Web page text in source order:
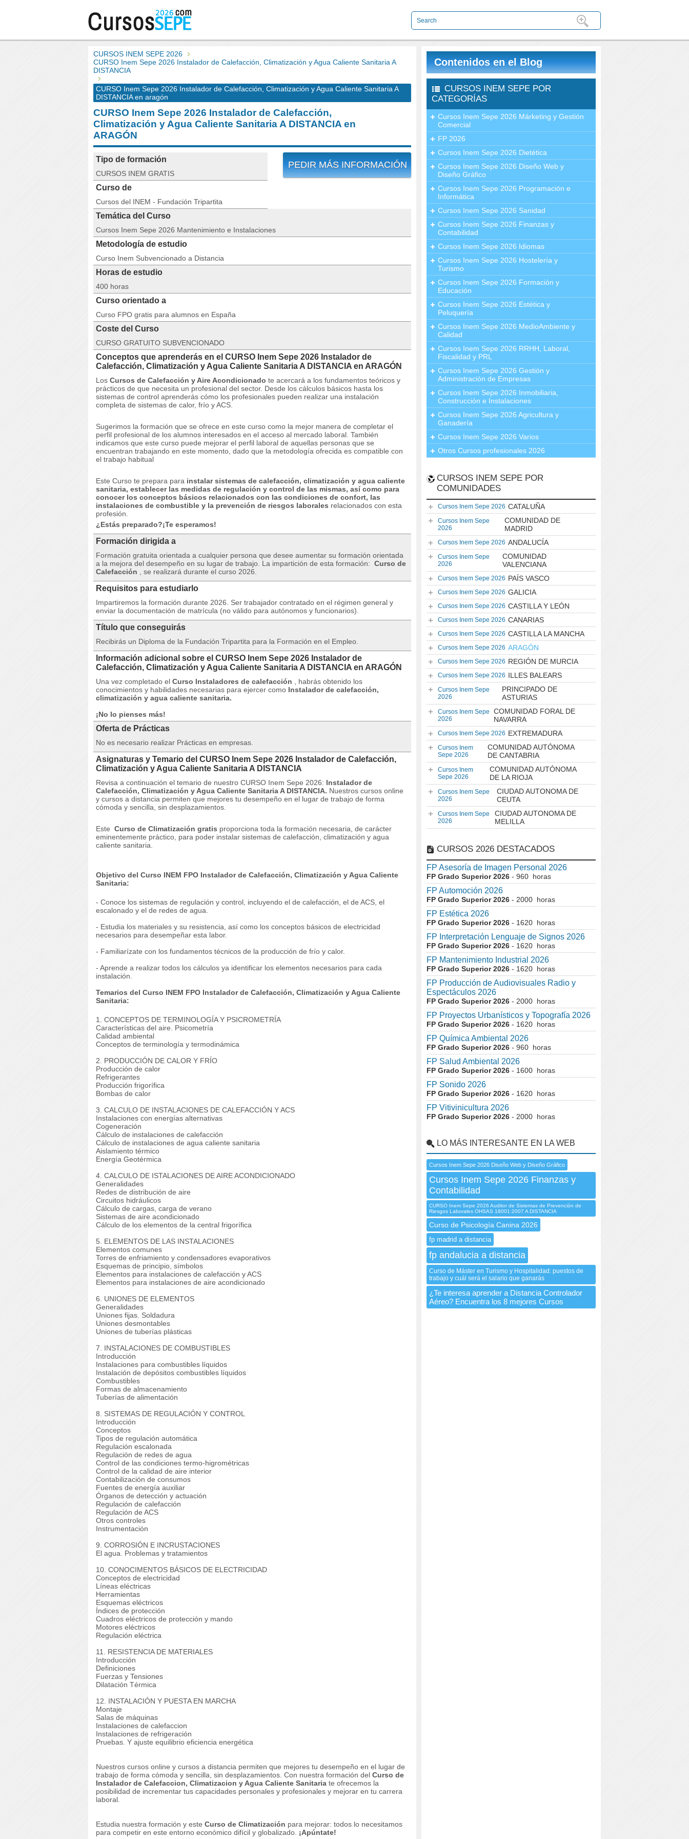
CURSOS INEM SEPE 2026
CURSO Inem Sepe 2026 Instalador de Calefacción, Climatización y Agua Caliente Sanitaria A
DISTANCIA
CURSO Inem Sepe 2026 Instalador de Calefacción, Climatización y Agua Caliente Sanitaria A
DISTANCIA en aragón
CURSO Inem Sepe 2026 Instalador de Calefacción,
Climatización y Agua Caliente Sanitaria A DISTANCIA en
ARAGÓN
PEDIR MÁS INFORMACIÓN
Tipo de formación
CURSOS INEM GRATIS
Curso de
Cursos del INEM - Fundación Tripartita
Temática del Curso
Cursos Inem Sepe 2026 Mantenimiento e Instalaciones
Metodología de estudio
Curso Inem Subvencionado a Distancia
Horas de estudio
400 horas
Curso orientado a
Curso FPO gratis para alumnos en España
Coste del Curso
CURSO GRATUITO SUBVENCIONADO
Conceptos que aprenderás en el CURSO Inem Sepe 2026 Instalador de
Calefacción, Climatización y Agua Caliente Sanitaria A DISTANCIA en ARAGÓN
Los Cursos de Calefacción y Aire Acondicionado te acercará a los fundamentos teóricos y
prácticos de que necesita un profesional del sector. Desde los cálculos básicos hasta los
sistemas de control aprenderás cómo los profesionales pueden realizar una instalación
completa de sistemas de calor, frío y ACS.
Sugerimos la formación que se ofrece en este curso como la mejor manera de completar el
perfil profesional de los alumnos interesados ​​en el acceso al mercado laboral. También
indicamos que este curso puede mejorar el perfil laboral de aquellas personas que se
encuentran trabajando en este momento, dado que la metodología ofrecida es compatible con
el trabajo habitual
Este Curso te prepara para instalar sistemas de calefacción, climatización y agua caliente
sanitaria, establecer las medidas de regulación y control de las mismas, así como para
conocer los conceptos básicos relacionados con las condiciones de confort, las
instalaciones de combustible y la prevención de riesgos laborales relacionados con esta
profesión.
¿Estás preparado?¡Te esperamos!
Formación dirigida a
Formación gratuita orientada a cualquier persona que desee aumentar su formación orientada
a la mejora del desempeño en su lugar de trabajo. La impartición de esta formación: Curso de
Calefacción , se realizará durante el curso 2026.
Requisitos para estudiarlo
Impartiremos la formación durante 2026. Ser trabajador contratado en el régimen general y
enviar la documentación de matrícula (no válido para autónomos y funcionarios).
Título que conseguirás
Recibirás un Diploma de la Fundación Tripartita para la Formación en el Empleo.
Información adicional sobre el CURSO Inem Sepe 2026 Instalador de
Calefacción, Climatización y Agua Caliente Sanitaria A DISTANCIA en ARAGÓN
Una vez completado el Curso Instaladores de calefacción , habrás obtenido los
conocimientos y habilidades necesarias para ejercer como Instalador de calefacción,
climatización y agua caliente sanitaria.
¡No lo pienses más!
Oferta de Prácticas
No es necesario realizar Prácticas en empresas.
Asignaturas y Temario del CURSO Inem Sepe 2026 Instalador de Calefacción,
Climatización y Agua Caliente Sanitaria A DISTANCIA
Revisa a continuación el temario de nuestro CURSO Inem Sepe 2026: Instalador de
Calefacción, Climatización y Agua Caliente Sanitaria A DISTANCIA. Nuestros cursos online
y cursos a distancia permiten que mejores tu desempeño en el lugar de trabajo de forma
cómoda y sencilla, sin desplazamientos.
Este Curso de Climatización gratis proporciona toda la formación necesaria, de carácter
eminentemente práctico, para poder instalar sistemas de calefacción, climatización y agua
caliente sanitaria.
Objetivo del Curso INEM FPO Instalador de Calefacción, Climatización y Agua Caliente
Sanitaria:
- Conoce los sistemas de regulación y control, incluyendo el de calefacción, el de ACS, el
escalonado y el de redes de agua.
- Estudia los materiales y su resistencia, así como los conceptos básicos de electricidad
necesarios para desempeñar esta labor.
- Familiarízate con los fundamentos técnicos de la producción de frío y calor.
- Aprende a realizar todos los cálculos ya identificar los elementos necesarios para cada
instalación.
Temarios del Curso INEM FPO Instalador de Calefacción, Climatización y Agua Caliente
Sanitaria:
1. CONCEPTOS DE TERMINOLOGÍA Y PSICROMETRÍA
Características del aire. Psicometría
Calidad ambiental
Conceptos de terminología y termodinámica
2. PRODUCCIÓN DE CALOR Y FRÍO
Producción de calor
Refrigerantes
Producción frigorífica
Bombas de calor
3. CALCULO DE INSTALACIONES DE CALEFACCIÓN Y ACS
Instalaciones con energías alternativas
Cogeneración
Cálculo de instalaciones de calefacción
Cálculo de instalaciones de agua caliente sanitaria
Aislamiento térmico
Energía Geotérmica
4. CALCULO DE ISTALACIONES DE AIRE ACONDICIONADO
Generalidades
Redes de distribución de aire
Circuitos hidráulicos
Cálculo de cargas, carga de verano
Sistemas de aire acondicionado
Cálculo de los elementos de la central frigorífica
5. ELEMENTOS DE LAS INSTALACIONES
Elementos comunes
Torres de enfriamiento y condensadores evaporativos
Esquemas de principio, símbolos
Elementos para instalaciones de calefacción y ACS
Elementos para instalaciones de aire acondicionado
6. UNIONES DE ELEMENTOS
Generalidades
Uniones fijas. Soldadura
Uniones desmontables
Uniones de tuberías plásticas
7. INSTALACIONES DE COMBUSTIBLES
Introducción
Instalaciones para combustibles líquidos
Instalación de depósitos combustibles líquidos
Combustibles
Formas de almacenamiento
Tuberías de alimentación
8. SISTEMAS DE REGULACIÓN Y CONTROL
Introducción
Conceptos
Tipos de regulación automática
Regulación escalonada
Regulación de redes de agua
Control de las condiciones termo-higrométricas
Control de la calidad de aire interior
Contabilización de consumos
Fuentes de energía auxiliar
Órganos de detección y actuación
Regulación de calefacción
Regulación de ACS
Otros controles
Instrumentación
9. CORROSIÓN E INCRUSTACIONES
El agua. Problemas y tratamientos
10. CONOCIMENTOS BÁSICOS DE ELECTRICIDAD
Conceptos de electricidad
Líneas eléctricas
Herramientas
Esquemas eléctricos
Índices de protección
Cuadros eléctricos de protección y mando
Motores eléctricos
Regulación eléctrica
11. RESISTENCIA DE MATERIALES
Introducción
Definiciones
Fuerzas y Tensiones
Dilatación Térmica
12. INSTALACIÓN Y PUESTA EN MARCHA
Montaje
Salas de máquinas
Instalaciones de calefaccion
Instalaciones de refrigeración
Pruebas. Y ajuste equilibrio eficiencia energética
Nuestros cursos online y cursos a distancia permiten que mejores tu desempeño en el lugar de
trabajo de forma cómoda y sencilla, sin desplazamientos. Con nuestra formación del Curso de
Instalador de Calefaccion, Climatizacion y Agua Caliente Sanitaria te ofrecemos la
posibilidad de incrementar tus capacidades personales y profesionales y mejorar en tu carrera
laboral.
Estudia nuestra formación y este Curso de Climatización para mejorar: todos lo necesitamos
para competir en este entorno económico difícil y globalizado. ¡Apúntate!
Contenidos en el Blog
CURSOS INEM SEPE POR
CATEGORÍAS
Cursos Inem Sepe 2026 Márketing y Gestión
Comercial
FP 2026
Cursos Inem Sepe 2026 Dietética
Cursos Inem Sepe 2026 Diseño Web y
Diseño Gráfico
Cursos Inem Sepe 2026 Programación e
Informática
Cursos Inem Sepe 2026 Sanidad
Cursos Inem Sepe 2026 Finanzas y
Contabilidad
Cursos Inem Sepe 2026 Idiomas
Cursos Inem Sepe 2026 Hostelería y
Turismo
Cursos Inem Sepe 2026 Formación y
Educación
Cursos Inem Sepe 2026 Estética y
Peluquería
Cursos Inem Sepe 2026 MedioAmbiente y
Calidad
Cursos Inem Sepe 2026 RRHH, Laboral,
Fiscalidad y PRL
Cursos Inem Sepe 2026 Gestión y
Administración de Empresas
Cursos Inem Sepe 2026 Inmobiliaria,
Construcción e Instalaciones
Cursos Inem Sepe 2026 Agricultura y
Ganadería
Cursos Inem Sepe 2026 Varios
Otros Cursos profesionales 2026
CURSOS INEM SEPE POR
COMUNIDADES
Cursos Inem Sepe 2026 CATALUÑA
Cursos Inem Sepe
2026
COMUNIDAD DE
MADRID
Cursos Inem Sepe 2026 ANDALUCÍA
Cursos Inem Sepe
2026
COMUNIDAD
VALENCIANA
Cursos Inem Sepe 2026 PAÍS VASCO
Cursos Inem Sepe 2026 GALICIA
Cursos Inem Sepe 2026 CASTILLA Y LEÓN
Cursos Inem Sepe 2026 CANARIAS
Cursos Inem Sepe 2026 CASTILLA LA MANCHA
Cursos Inem Sepe 2026 ARAGÓN
Cursos Inem Sepe 2026 REGIÓN DE MURCIA
Cursos Inem Sepe 2026 ILLES BALEARS
Cursos Inem Sepe
2026
PRINCIPADO DE
ASTURIAS
Cursos Inem Sepe
2026
COMUNIDAD FORAL DE
NAVARRA
Cursos Inem Sepe 2026 EXTREMADURA
Cursos Inem
Sepe 2026
COMUNIDAD AUTÓNOMA
DE CANTABRIA
Cursos Inem
Sepe 2026
COMUNIDAD AUTÓNOMA
DE LA RIOJA
Cursos Inem Sepe
2026
CIUDAD AUTONOMA DE
CEUTA
Cursos Inem Sepe
2026
CIUDAD AUTONOMA DE
MELILLA
CURSOS 2026 DESTACADOS
FP Asesoría de Imagen Personal 2026
FP Grado Superior 2026 - 960 horas
FP Automoción 2026
FP Grado Superior 2026 - 2000 horas
FP Estética 2026
FP Grado Superior 2026 - 1620 horas
FP Interpretación Lenguaje de Signos 2026
FP Grado Superior 2026 - 1620 horas
FP Mantenimiento Industrial 2026
FP Grado Superior 2026 - 1620 horas
FP Producción de Audiovisuales Radio y
Espectáculos 2026
FP Grado Superior 2026 - 2000 horas
FP Proyectos Urbanísticos y Topografía 2026
FP Grado Superior 2026 - 1620 horas
FP Química Ambiental 2026
FP Grado Superior 2026 - 960 horas
FP Salud Ambiental 2026
FP Grado Superior 2026 - 1600 horas
FP Sonido 2026
FP Grado Superior 2026 - 1620 horas
FP Vitivinicultura 2026
FP Grado Superior 2026 - 2000 horas
LO MÁS INTERESANTE EN LA WEB
Cursos Inem Sepe 2026 Diseño Web y Diseño Gráfico
Cursos Inem Sepe 2026 Finanzas y
Contabilidad
CURSO Inem Sepe 2026 Auditor de Sistemas de Prevención de
Riesgos Laborales OHSAS 18001:2007 A DISTANCIA
Curso de Psicología Canina 2026
fp madrid a distancia
fp andalucia a distancia
Curso de Máster en Turismo y Hospitalidad: puestos de
trabajo y cuál será el salario que ganarás
¿Te interesa aprender a Distancia Controlador
Aéreo? Encuentra los 8 mejores Cursos